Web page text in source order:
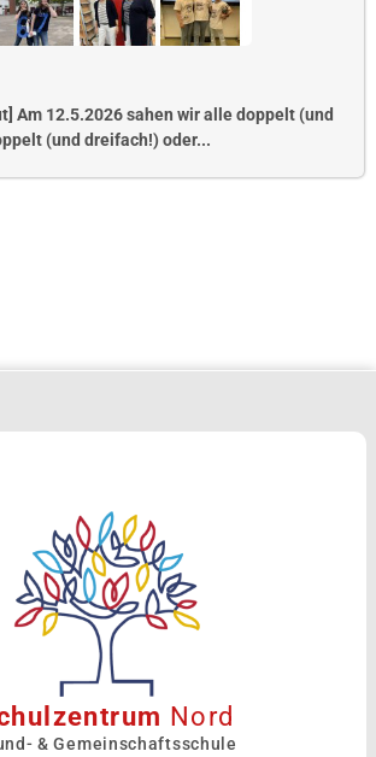
Am 12.5.2026 sahen wir alle doppelt (und
(und dreifach!) oder...
Nord
& Gemeinschaftsschule